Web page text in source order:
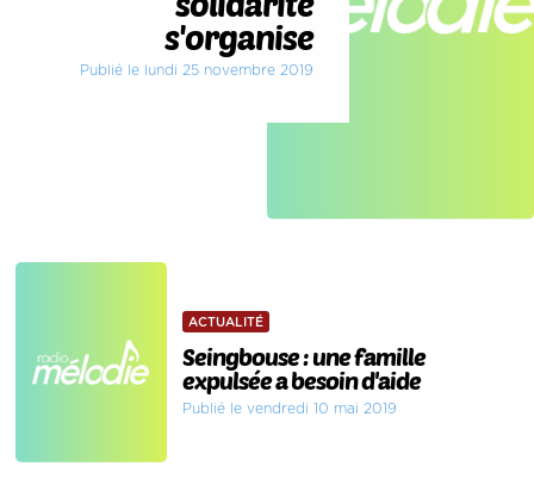
s'organise
Publié le lundi 25 novembre 2019
ACTUALITÉ
Seingbouse : une famille
expulsée a besoin d'aide
Publié le vendredi 10 mai 2019